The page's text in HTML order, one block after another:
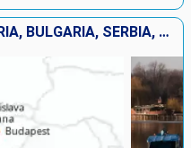
GERMANIA, ROMANIA, AUSTRIA, BULGARIA, SERBIA, SLOVACCHIA, CROAZIA, UNGHERIA